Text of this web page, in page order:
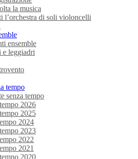
la musica
l’orchestra di soli violoncelli
ensemble
e leggiadri
tempo
senza tempo
2026
2025
2024
2023
2022
2021
2020